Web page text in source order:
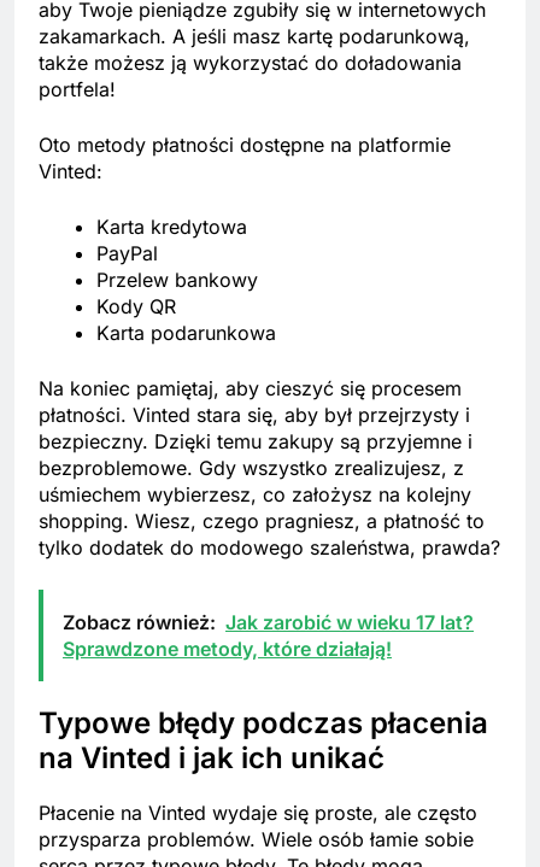
aby Twoje pieniądze zgubiły się w internetowych
zakamarkach. A jeśli masz kartę podarunkową,
także możesz ją wykorzystać do doładowania
portfela!
Oto metody płatności dostępne na platformie
Vinted:
Karta kredytowa
PayPal
Przelew bankowy
Kody QR
Karta podarunkowa
Na koniec pamiętaj, aby cieszyć się procesem
płatności. Vinted stara się, aby był przejrzysty i
bezpieczny. Dzięki temu zakupy są przyjemne i
bezproblemowe. Gdy wszystko zrealizujesz, z
uśmiechem wybierzesz, co założysz na kolejny
shopping. Wiesz, czego pragniesz, a płatność to
tylko dodatek do modowego szaleństwa, prawda?
Zobacz również: Jak zarobić w wieku 17 lat?
Sprawdzone metody, które działają!
Typowe błędy podczas płacenia
na Vinted i jak ich unikać
Płacenie na Vinted wydaje się proste, ale często
przysparza problemów. Wiele osób łamie sobie